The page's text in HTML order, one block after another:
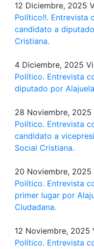
12 Diciembre, 2025
Político!!. Entrevista
candidato a
Cristiana.
4 Diciembre, 2025
Político. Entrevista
diputado por
28 Noviembre, 2025
Político. Entrevista
candidato a
Social Cristiana.
20 Noviembre, 2025
Político. Entrevista
primer lugar por
Ciudadana.
12 Noviembre, 2025
Político. Entrevista